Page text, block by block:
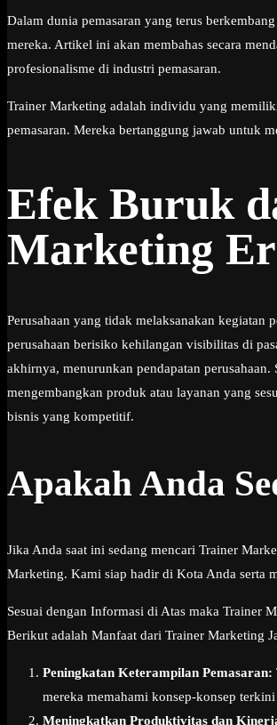
Dalam dunia pemasaran yang terus
mereka. Artikel ini akan membahas secara
profesionalisme di industri pemasaran.
Trainer Marketing adalah individu yang
pemasaran. Mereka bertanggung jawab untuk
Efek Buruk
Marketing
Perusahaan yang tidak melaksanakan kegiatan
perusahaan berisiko kehilangan visibilitas di
akhirnya, menurunkan pendapatan
mengembangkan produk atau layanan yang
bisnis yang kompetitif.
Apakah Anda
Jika Anda saat ini sedang mencari Trainer
Marketing. Kami siap hadir di Kota Anda serta
Sesuai dengan Informasi di Atas maka Trainer
Berikut adalah Manfaat dari Trainer Marketing
Peningkatan Keterampilan Pemasaran:
mereka memahami konsep-konsep
Meningkatkan Produktivitas dan